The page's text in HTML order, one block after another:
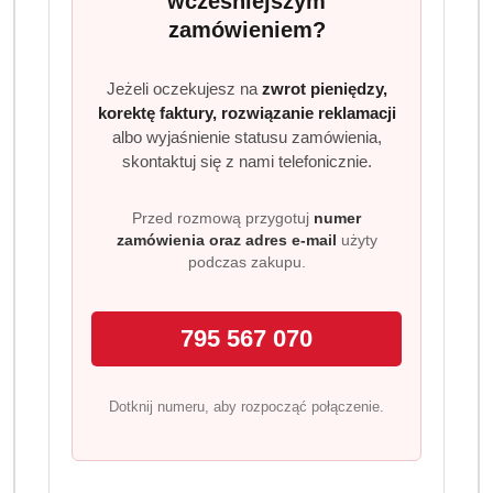
użytkowania i pełnej konserwacji zmywarki.
Powiadom gdy produkt będzie dostępny
Program lojalnościowy dostępny jest tylko dla
zalogowanych klientów.
zamówieniem?
Jeżeli oczekujesz na zwrot pieniędzy,
korektę faktury, rozwiązanie reklamacji
albo wyjaśnienie statusu zamówienia,
skontaktuj się z nami telefonicznie.
Przed rozmową przygotuj numer
zamówienia oraz adres e-mail użyty
podczas zakupu.
795 567 070
Dotknij numeru, aby rozpocząć połączenie.